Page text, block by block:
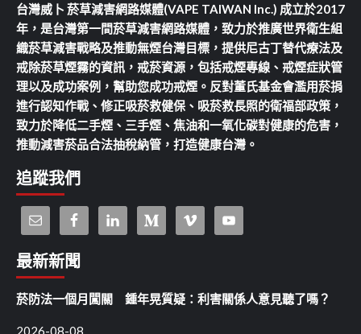
台灣威卜 菸草減害網路媒體(VAPE TAIWAN Inc.) 成立於2017
年，是台灣第一間菸草減害網路媒體，致力於推廣世界衛生組
織菸草減害戰略及推動無煙台灣目標，提供尼古丁替代療法及
戒除菸草煙霧的資訊，戒菸資源，包括戒煙專線、戒煙症狀管
理以及成功案例，幫助您成功戒煙。反對董氏基金會濫用菸捐
進行認知作戰、修正吸菸救健保、吸菸救長照的衛福部政策，
致力於降低二手煙、三手煙、焦油和一氧化碳對健康的危害，
推動減害菸品合法抽稅納管，打造健康台灣。
追蹤我們
最新新聞
菸防法一個月闖關 鍾年晃質疑：利害關係人意見聽了嗎？
2026-08-08